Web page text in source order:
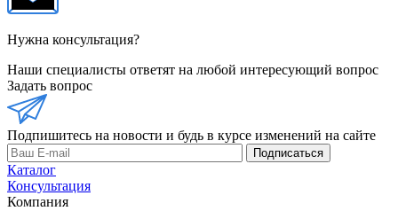
Нужна консультация?
Наши специалисты ответят на любой интересующий вопрос
Задать вопрос
Подпишитесь на новости и будь в курсе изменений на сайте
Подписаться
Каталог
Консультация
Компания